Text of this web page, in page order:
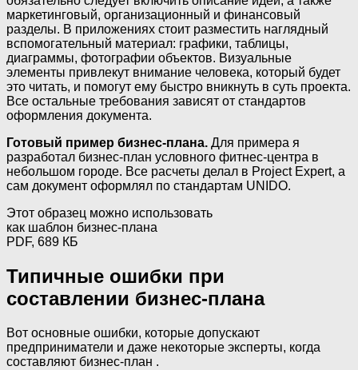
маркетинговый, организационный и финансовый
разделы. В приложениях стоит разместить наглядный
вспомогательный материал: графики, таблицы,
диаграммы, фотографии объектов. Визуальные
элементы привлекут внимание человека, который будет
это читать, и помогут ему быстро вникнуть в суть проекта.
Все остальные требования зависят от стандартов
оформления документа.
Готовый пример бизнес-плана. Для примера я
разработал бизнес-план условного фитнес-центра в
небольшом городе. Все расчеты делал в Project Expert, а
сам документ оформлял по стандартам UNIDO.
Этот образец можно использовать
как шаблон бизнес-плана
PDF, 689 КБ
Типичные ошибки при
составлении бизнес-плана
Вот основные ошибки, которые допускают
предприниматели и даже некоторые эксперты, когда
составляют бизнес-план .